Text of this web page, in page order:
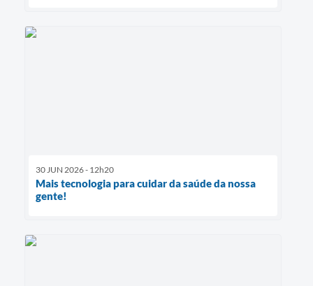
30 JUN 2026 - 12h20
Mais tecnologia para cuidar da saúde da nossa
gente!